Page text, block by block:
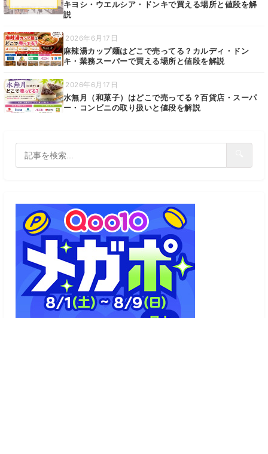
キヨシ・ウエルシア・ドンキで買える場所と値段を解
説
2026年6月17日
麻辣湯カップ麺はどこで売ってる？カルディ・ドン
キ・業務スーパーで買える場所と値段を解説
2026年6月17日
水無月（和菓子）はどこで売ってる？百貨店・スーパ
ー・コンビニの取り扱いと値段を解説